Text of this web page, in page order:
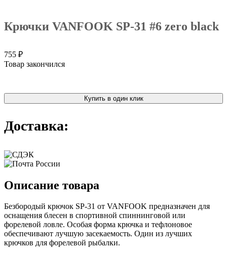
Крючки VANFOOK SP-31 #6 zero black
755 ₽
Товар закончился
Купить в один клик
Доставка:
Описание товара
Безбородый крючок SP-31 от VANFOOK предназначен для
оснащения блесен в спортивной спиннинговой или
форелевой ловле. Особая форма крючка и тефлоновое
обеспечивают лучшую засекаемость. Один из лучших
крючков для форелевой рыбалки.